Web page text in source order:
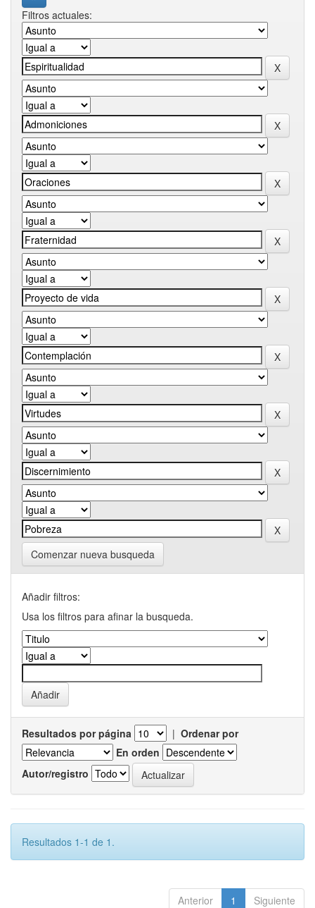
Filtros actuales:
Comenzar nueva busqueda
Añadir filtros:
Usa los filtros para afinar la busqueda.
Resultados por página | Ordenar por
En orden
Autor/registro
Resultados 1-1 de 1.
Anterior 1 Siguiente